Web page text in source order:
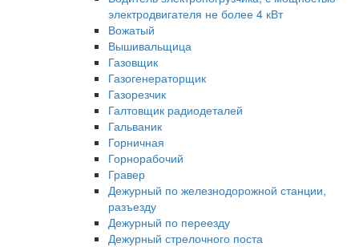
электродвигателя не более 4 кВт
Вожатый
Вышивальщица
Газовщик
Газогенераторщик
Газорезчик
Галтовщик радиодеталей
Гальваник
Горничная
Горнорабочий
Гравер
Дежурный по железнодорожной станции,
разъезду
Дежурный по переезду
Дежурный стрелочного поста